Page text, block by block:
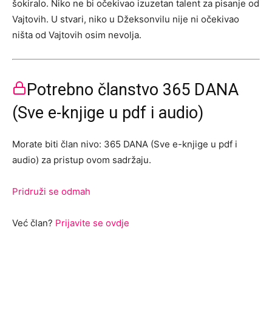
šokiralo. Niko ne bi očekivao izuzetan talent za pisanje od
Vajtovih. U stvari, niko u Džeksonvilu nije ni očekivao
ništa od Vajtovih osim nevolja.
Potrebno članstvo 365 DANA
(Sve e-knjige u pdf i audio)
Morate biti član nivo: 365 DANA (Sve e-knjige u pdf i
audio) za pristup ovom sadržaju.
Pridruži se odmah
Već član? Prijavite se ovdje